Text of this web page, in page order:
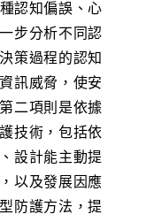
認知偏誤、心
步分析不同認
策過程的認知
訊威脅，使安
二項則是依據
技術，包括依
設計能主動提
以及發展因應
防護方法，提